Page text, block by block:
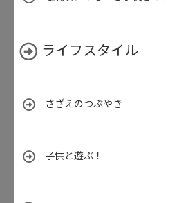
ライフスタイル
さざえのつぶやき
子供と遊ぶ！